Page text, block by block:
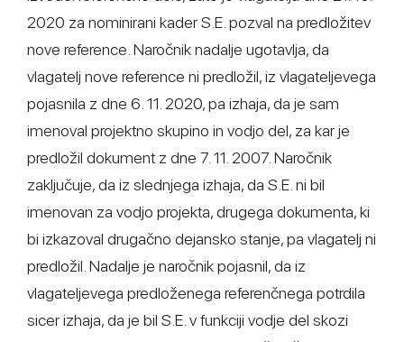
2020 za nominirani kader S.E. pozval na predložitev
nove reference. Naročnik nadalje ugotavlja, da
vlagatelj nove reference ni predložil, iz vlagateljevega
pojasnila z dne 6. 11. 2020, pa izhaja, da je sam
imenoval projektno skupino in vodjo del, za kar je
predložil dokument z dne 7. 11. 2007. Naročnik
zaključuje, da iz slednjega izhaja, da S.E. ni bil
imenovan za vodjo projekta, drugega dokumenta, ki
bi izkazoval drugačno dejansko stanje, pa vlagatelj ni
predložil. Nadalje je naročnik pojasnil, da iz
vlagateljevega predloženega referenčnega potrdila
sicer izhaja, da je bil S.E. v funkciji vodje del skozi